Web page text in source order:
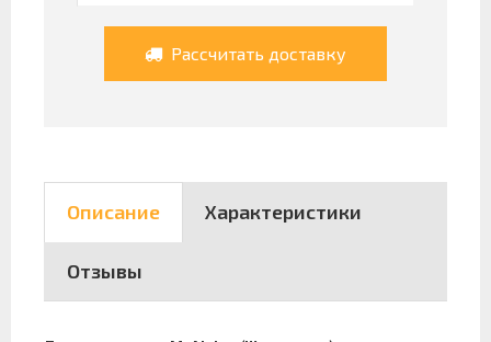
Рассчитать доставку
Описание Характеристики
Отзывы